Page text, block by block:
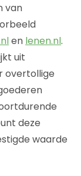
van
en lenen.nl.
uit
overtollige
deze
waarde